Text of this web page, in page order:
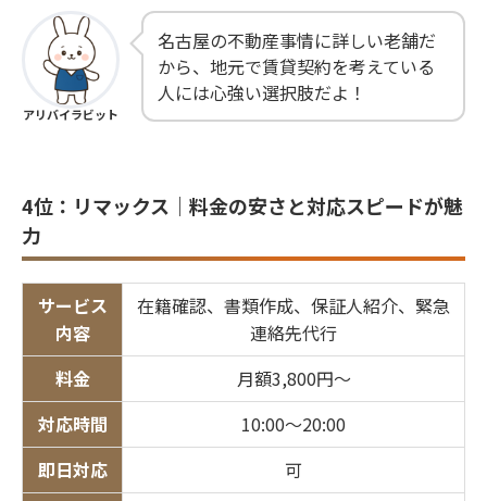
アリバイラビット
名古屋の不動産事情に詳しい老舗だ
から、地元で賃貸契約を考えている
人には心強い選択肢だよ！
4位：リマックス｜料金の安さと対応スピードが魅
力
サービス
内容
在籍確認、書類作成、保証人紹介、緊急
連絡先代行
料金
月額3,800円〜
対応時間
10:00〜20:00
即日対応
可